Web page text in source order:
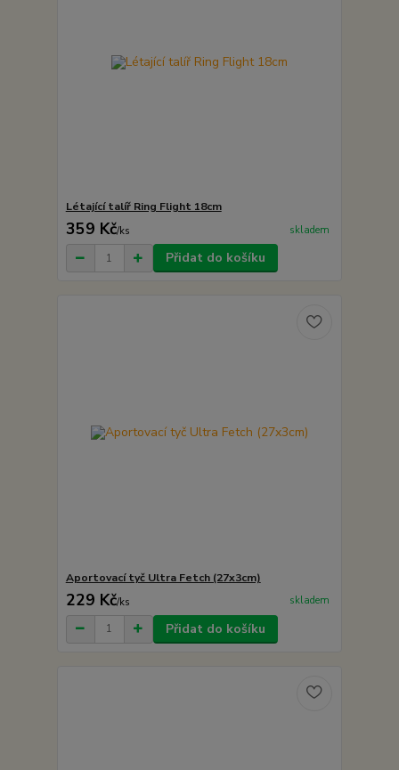
Létající talíř Ring Flight 18cm
359 Kč/ks skladem
Přidat do košíku
Aportovací tyč Ultra Fetch (27x3cm)
229 Kč/ks skladem
Přidat do košíku